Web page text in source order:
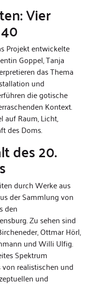
Vier
Projekt entwickelte
Goppel, Tanja
das Thema
und
die gotische
Kontext.
auf Raum, Licht,
des Doms.
des 20.
durch Werke aus
der Sammlung von
den
Zu sehen sind
Ottmar Hörl,
und Willi Ulfig.
Spektrum
realistischen und
und